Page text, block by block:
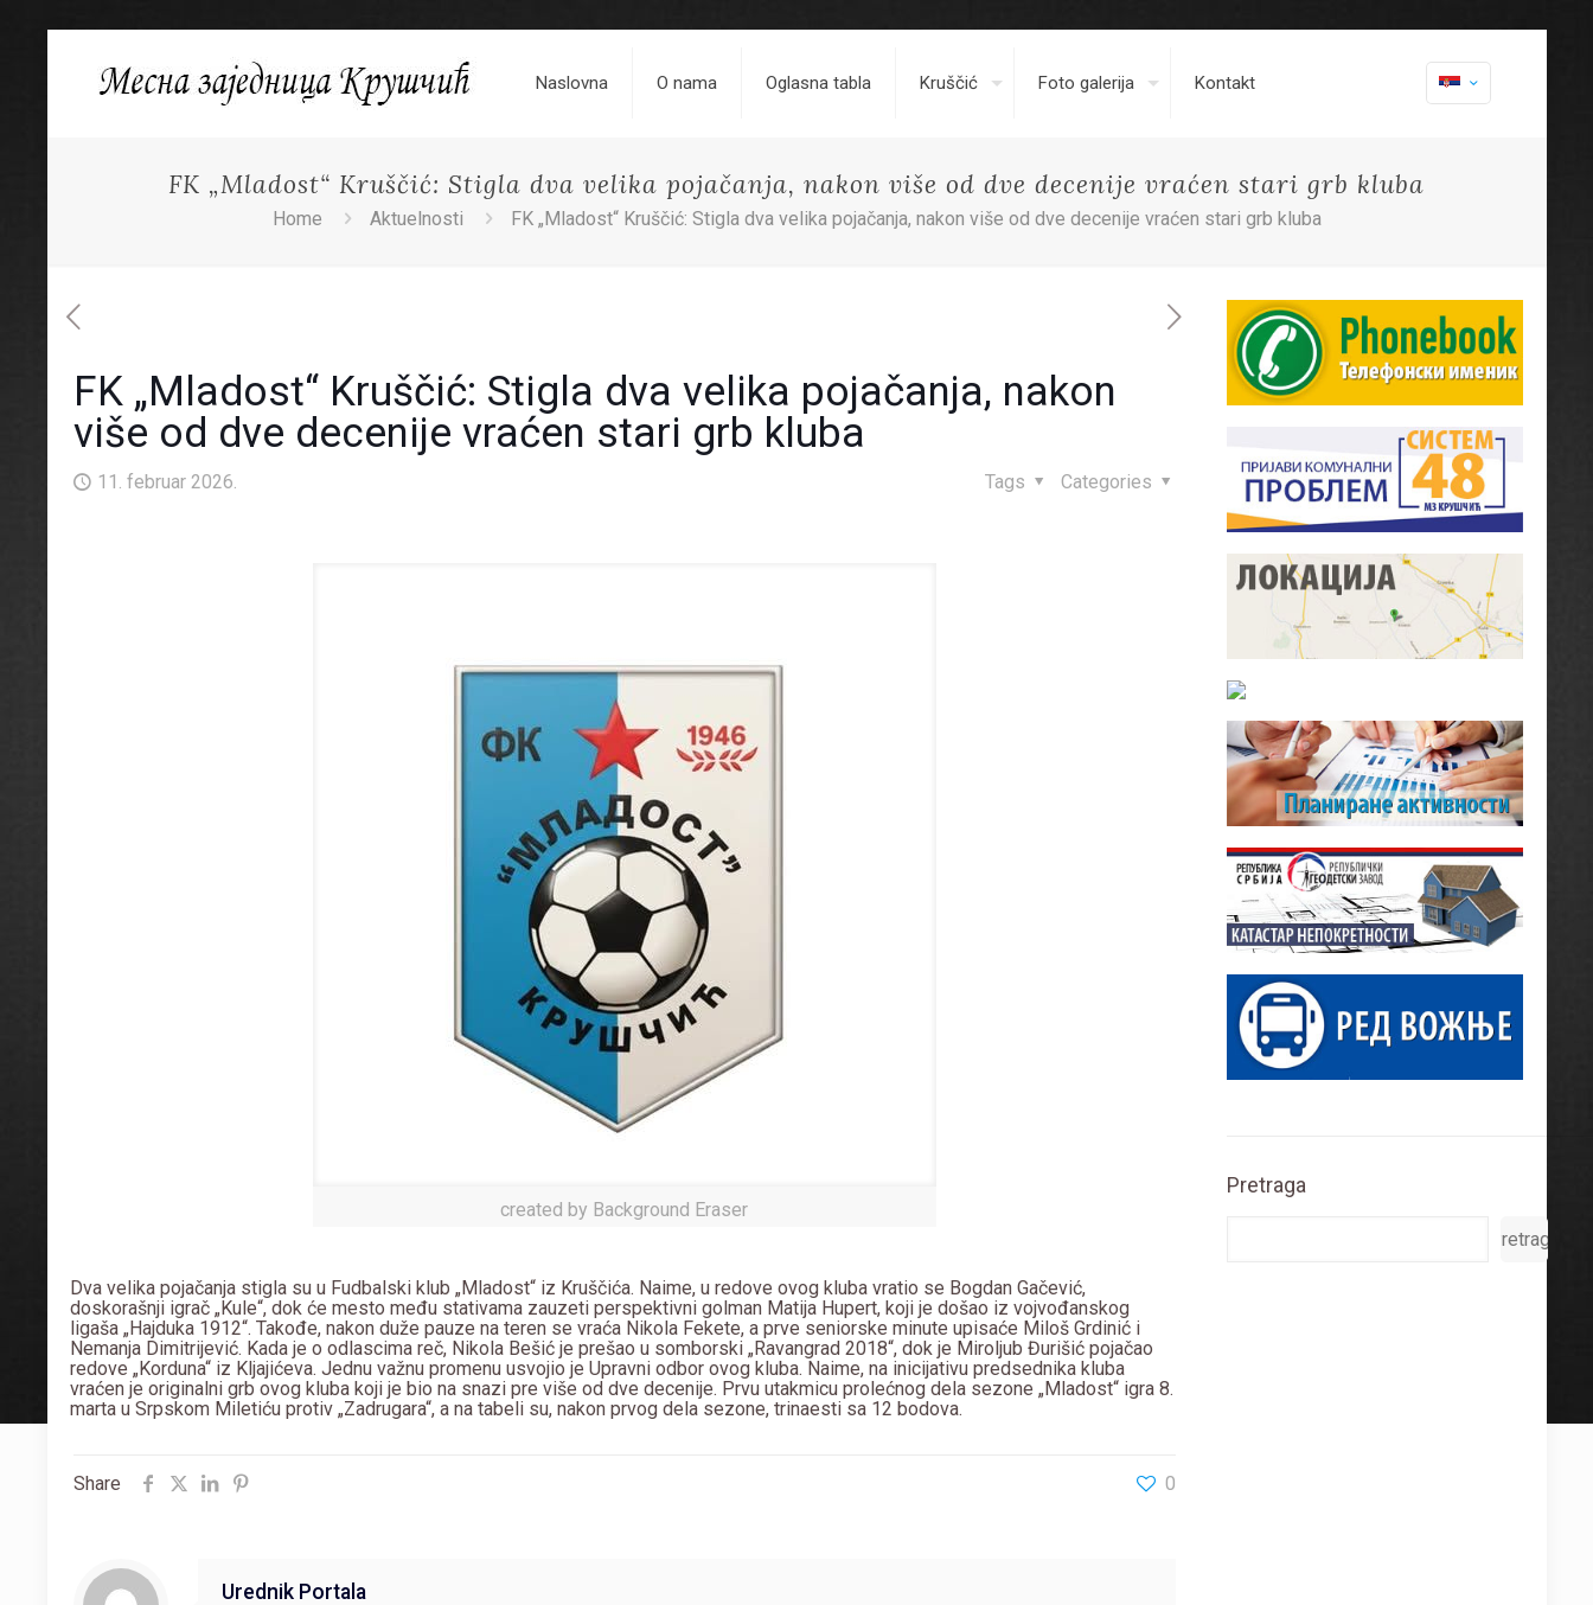
Naslovna O nama Oglasna tabla Kruščić Foto galerija Kontakt
FK „Mladost“ Kruščić: Stigla dva velika pojačanja, nakon više od dve decenije vraćen stari grb kluba
Home Aktuelnosti FK „Mladost“ Kruščić: Stigla dva velika pojačanja, nakon više od dve decenije vraćen stari grb kluba
FK „Mladost“ Kruščić: Stigla dva velika pojačanja, nakon
više od dve decenije vraćen stari grb kluba
11. februar 2026. Categories
Tags
created by Background Eraser
Dva velika pojačanja stigla su u Fudbalski klub „Mladost“ iz Kruščića. Naime, u redove ovog kluba vratio se Bogdan Gačević,
doskorašnji igrač „Kule“, dok će mesto među stativama zauzeti perspektivni golman Matija Hupert, koji je došao iz vojvođanskog
ligaša „Hajduka 1912“. Takođe, nakon duže pauze na teren se vraća Nikola Fekete, a prve seniorske minute upisaće Miloš Grdinić i
Nemanja Dimitrijević. Kada je o odlascima reč, Nikola Bešić je prešao u somborski „Ravangrad 2018“, dok je Miroljub Đurišić pojačao
redove „Korduna“ iz Kljajićeva. Jednu važnu promenu usvojio je Upravni odbor ovog kluba. Naime, na inicijativu predsednika kluba
vraćen je originalni grb ovog kluba koji je bio na snazi pre više od dve decenije. Prvu utakmicu prolećnog dela sezone „Mladost“ igra 8.
marta u Srpskom Miletiću protiv „Zadrugara“, a na tabeli su, nakon prvog dela sezone, trinaesti sa 12 bodova.
Share 0
Urednik Portala
Pretraga
Pretraga